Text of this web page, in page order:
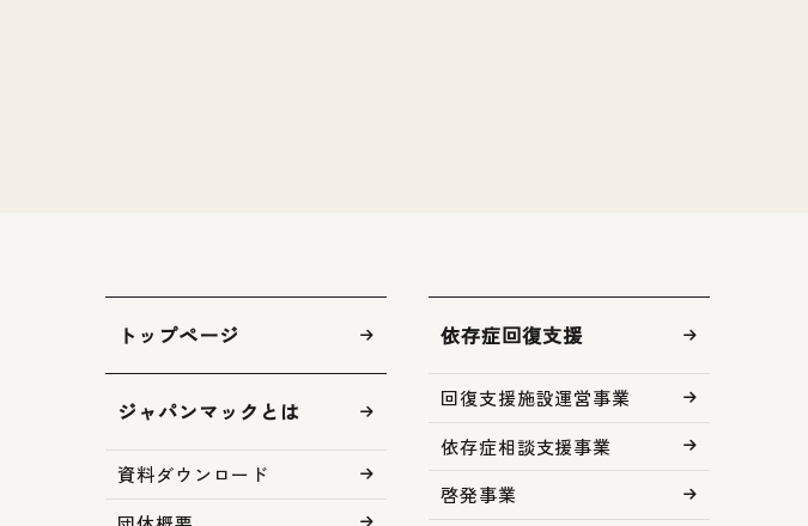
トップページ
ジャパンマックとは
資料ダウンロード
依存症回復支援
回復支援施設運営事業
依存症相談支援事業
啓発事業